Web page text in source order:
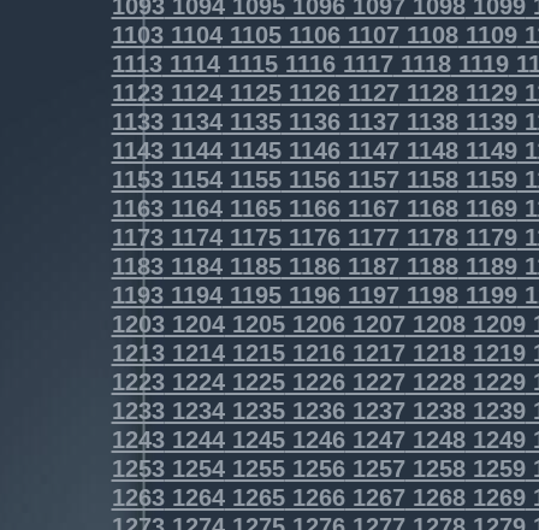
1103110411051106110711081109
1113111411151116111711181119
1123112411251126112711281129
1133113411351136113711381139
1143114411451146114711481149
1153115411551156115711581159
1163116411651166116711681169
1173117411751176117711781179
1183118411851186118711881189
1193119411951196119711981199
1203120412051206120712081209
1213121412151216121712181219
1223122412251226122712281229
1233123412351236123712381239
1243124412451246124712481249
1253125412551256125712581259
1263126412651266126712681269